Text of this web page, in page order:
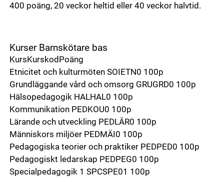
400 poäng, 20 veckor heltid eller 40 veckor halvtid.
Kurser Barnskötare bas
KursKurskodPoäng
Etnicitet och kulturmöten SOIETN0 100p
Grundläggande vård och omsorg GRUGRD0 100p
Hälsopedagogik HALHAL0 100p
Kommunikation PEDKOU0 100p
Lärande och utveckling PEDLÄR0 100p
Människors miljöer PEDMÄI0 100p
Pedagogiska teorier och praktiker PEDPED0 100p
Pedagogiskt ledarskap PEDPEG0 100p
Specialpedagogik 1 SPCSPE01 100p